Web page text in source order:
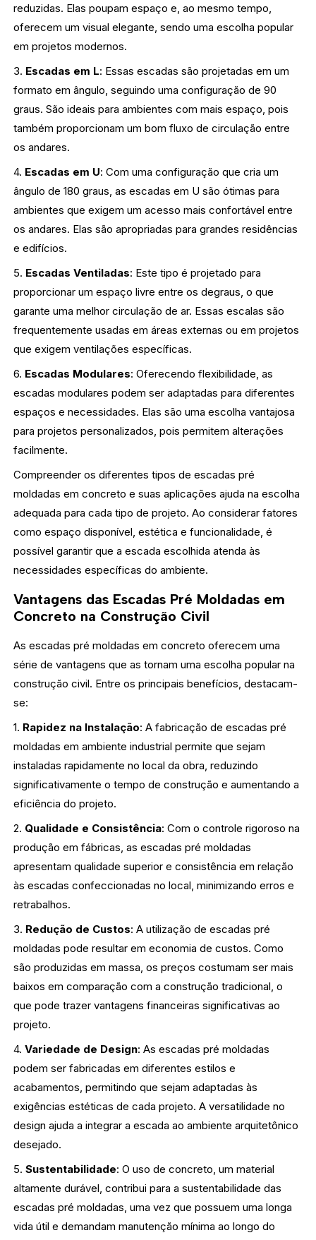
reduzidas. Elas poupam espaço e, ao mesmo tempo,
oferecem um visual elegante, sendo uma escolha popular
em projetos modernos.
3. Escadas em L: Essas escadas são projetadas em um
formato em ângulo, seguindo uma configuração de 90
graus. São ideais para ambientes com mais espaço, pois
também proporcionam um bom fluxo de circulação entre
os andares.
4. Escadas em U: Com uma configuração que cria um
ângulo de 180 graus, as escadas em U são ótimas para
ambientes que exigem um acesso mais confortável entre
os andares. Elas são apropriadas para grandes residências
e edifícios.
5. Escadas Ventiladas: Este tipo é projetado para
proporcionar um espaço livre entre os degraus, o que
garante uma melhor circulação de ar. Essas escalas são
frequentemente usadas em áreas externas ou em projetos
que exigem ventilações específicas.
6. Escadas Modulares: Oferecendo flexibilidade, as
escadas modulares podem ser adaptadas para diferentes
espaços e necessidades. Elas são uma escolha vantajosa
para projetos personalizados, pois permitem alterações
facilmente.
Compreender os diferentes tipos de escadas pré
moldadas em concreto e suas aplicações ajuda na escolha
adequada para cada tipo de projeto. Ao considerar fatores
como espaço disponível, estética e funcionalidade, é
possível garantir que a escada escolhida atenda às
necessidades específicas do ambiente.
Vantagens das Escadas Pré Moldadas em
Concreto na Construção Civil
As escadas pré moldadas em concreto oferecem uma
série de vantagens que as tornam uma escolha popular na
construção civil. Entre os principais benefícios, destacam-
se:
1. Rapidez na Instalação: A fabricação de escadas pré
moldadas em ambiente industrial permite que sejam
instaladas rapidamente no local da obra, reduzindo
significativamente o tempo de construção e aumentando a
eficiência do projeto.
2. Qualidade e Consistência: Com o controle rigoroso na
produção em fábricas, as escadas pré moldadas
apresentam qualidade superior e consistência em relação
às escadas confeccionadas no local, minimizando erros e
retrabalhos.
3. Redução de Custos: A utilização de escadas pré
moldadas pode resultar em economia de custos. Como
são produzidas em massa, os preços costumam ser mais
baixos em comparação com a construção tradicional, o
que pode trazer vantagens financeiras significativas ao
projeto.
4.Variedade de Design: As escadas pré moldadas
podem ser fabricadas em diferentes estilos e
acabamentos, permitindo que sejam adaptadas às
exigências estéticas de cada projeto. A versatilidade no
design ajuda a integrar a escada ao ambiente arquitetônico
desejado.
5.Sustentabilidade: O uso de concreto, um material
altamente durável, contribui para a sustentabilidade das
escadas pré moldadas, uma vez que possuem uma longa
vida útil e demandam manutenção mínima ao longo do